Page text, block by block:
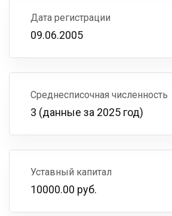
Дата регистрации
09.06.2005
Среднесписочная численность
3 (данные за 2025 год)
Уставный капитал
10000.00 руб.